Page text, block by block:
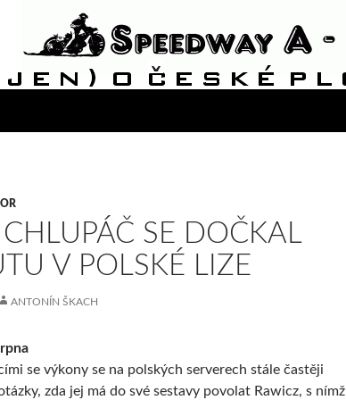
CHLUPÁČ SE DOČKAL
V POLSKÉ LIZE
ANTONÍN ŠKACH
se výkony se na polských serverech stále častěji
zda jej má do své sestavy povolat Rawicz, s nímž